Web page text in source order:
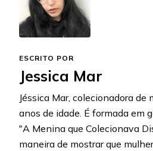
ESCRITO POR
Jessica Mar
Jéssica Mar, colecionadora de
anos de idade. É formada em
"A Menina que Colecionava
maneira de mostrar que